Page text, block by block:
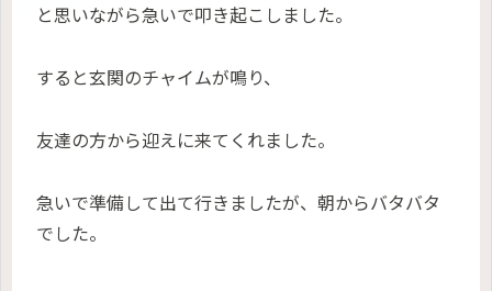
と思いながら急いで叩き起こしました。
すると玄関のチャイムが鳴り、
友達の方から迎えに来てくれました。
急いで準備して出て行きましたが、朝からバタバタ
でした。